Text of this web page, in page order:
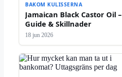
BAKOM KULISSERNA
Jamaican Black Castor Oil –
Guide & Skillnader
18 jun 2026